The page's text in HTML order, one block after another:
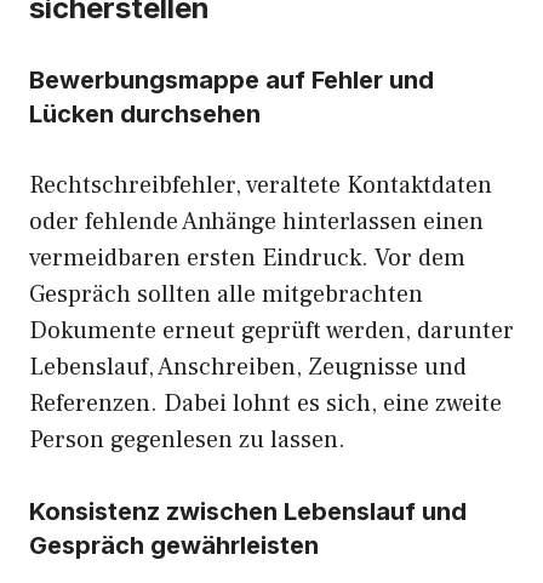
sicherstellen
Bewerbungsmappe auf Fehler und
Lücken durchsehen
Rechtschreibfehler, veraltete Kontaktdaten
oder fehlende Anhänge hinterlassen einen
vermeidbaren ersten Eindruck. Vor dem
Gespräch sollten alle mitgebrachten
Dokumente erneut geprüft werden, darunter
Lebenslauf, Anschreiben, Zeugnisse und
Referenzen. Dabei lohnt es sich, eine zweite
Person gegenlesen zu lassen.
Konsistenz zwischen Lebenslauf und
Gespräch gewährleisten